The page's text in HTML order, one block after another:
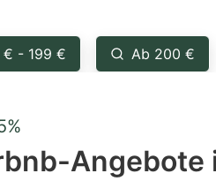
mark
key
the
keyboard
€ - 199 € Ab 200 €
Angebote